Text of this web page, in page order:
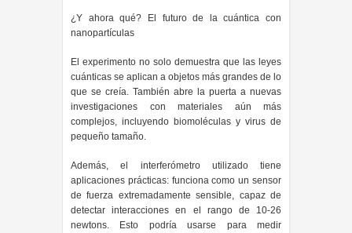
¿Y ahora qué? El futuro de la cuántica con
nanopartículas
El experimento no solo demuestra que las leyes
cuánticas se aplican a objetos más grandes de lo
que se creía. También abre la puerta a nuevas
investigaciones con materiales aún más
complejos, incluyendo biomoléculas y virus de
pequeño tamaño.
Además, el interferómetro utilizado tiene
aplicaciones prácticas: funciona como un sensor
de fuerza extremadamente sensible, capaz de
detectar interacciones en el rango de 10-26
newtons. Esto podría usarse para medir